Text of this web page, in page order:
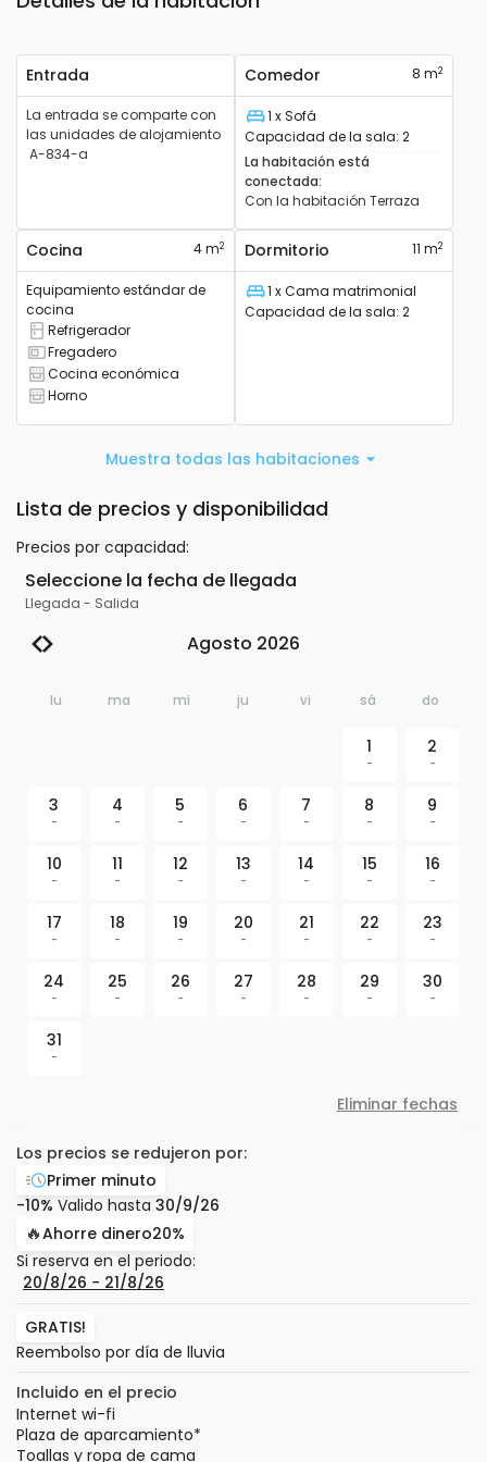
Entrada
La entrada se comparte con
las unidades de alojamiento
A-834-a
Comedor 8 m2
Cama1 x Sofá
Capacidad de la sala: 2
La habitación está
conectada:
Con la habitación Terraza
Cocina 4 m2
Equipamiento estándar de
cocina
Tiene refrigerador
Refrigerador
Tiene fregadero
Fregadero
Tiene cocina
Cocina económica
Tiene horno
Horno
Dormitorio 11 m2
Cama1 x Cama matrimonial
Capacidad de la sala: 2
Muestra todas las habitaciones
Lista de precios y disponibilidad
Precios por capacidad:
Seleccione la fecha de llegada
Llegada - Salida
Agosto 2026
lu ma mi ju vi sá do
1
-
2
-
3
-
4
-
5
-
6
-
7
-
8
-
9
-
10
-
11
-
12
-
13
-
14
-
15
-
16
-
17
-
18
-
19
-
20
-
21
-
22
-
23
-
24
-
25
-
26
-
27
-
28
-
29
-
30
-
31
-
Eliminar fechas
Los precios se redujeron por:
Primer minuto
-10% Valido hasta 30/9/26
🔥Ahorre dinero20%
Si reserva en el periodo:
20/8/26 − 21/8/26
GRATIS!
Reembolso por día de lluvia
Incluido en el precio
Internet wi-fi
Plaza de aparcamiento*
Toallas y ropa de cama